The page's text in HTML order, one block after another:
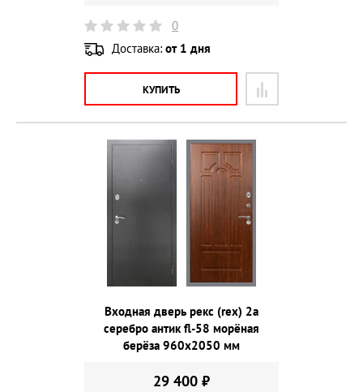
0
Доставка: от 1 дня
КУПИТЬ
Входная дверь рекс (rex) 2а
серебро антик fl-58 морёная
берёза 960х2050 мм
29 400 ₽